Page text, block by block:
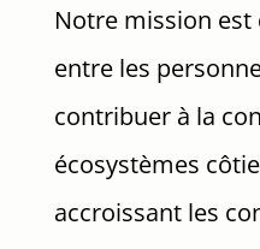
Notre mission est
entre les
contribuer à la
écosystèmes
accroissant les